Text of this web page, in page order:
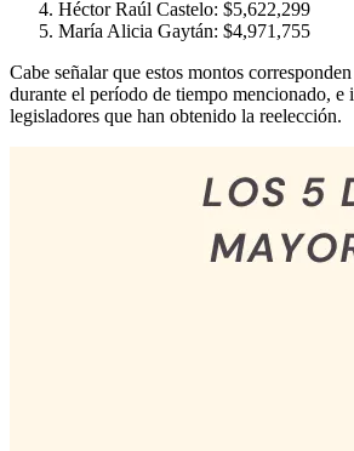
Héctor Raúl Castelo: $5,622,299
María Alicia Gaytán: $4,971,755
Cabe señalar que estos montos
durante el período de tiempo mencionado, e
legisladores que han obtenido la reelección.